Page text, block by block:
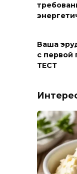
Ваша
с первой
ТЕСТ